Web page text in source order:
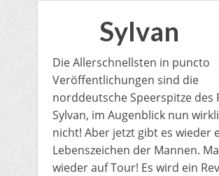
Sylvan
Die Allerschnellsten in puncto
Veröffentlichungen sind die
norddeutsche Speerspitze des
Sylvan, im Augenblick nun
nicht! Aber jetzt gibt es wieder
Lebenszeichen der Mannen.
wieder auf Tour! Es wird ein